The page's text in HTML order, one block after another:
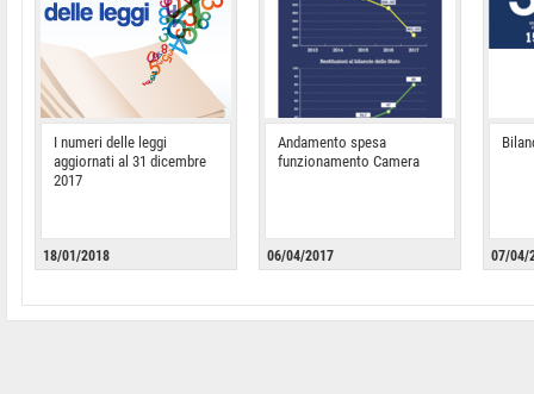
I numeri delle leggi
aggiornati al 31 dicembre
2017
18/01/2018
Andamento spesa
funzionamento Camera
06/04/2017 07/04/